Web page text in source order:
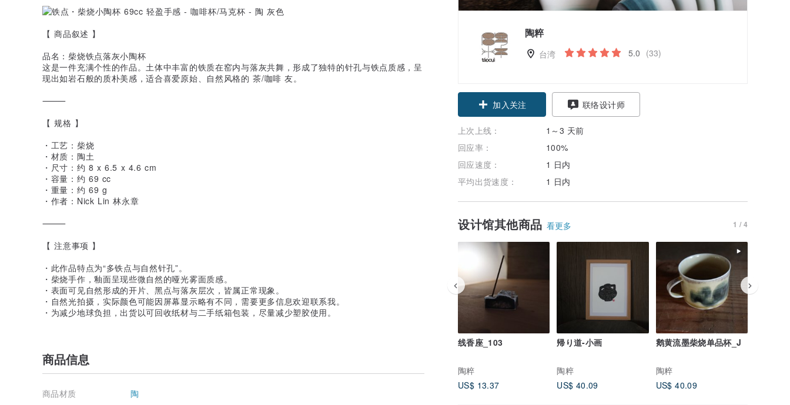
陶粹
台湾 5.0 (33)
加入关注 联络设计师
上次上线：
1～3 天前
回应率：
100%
回应速度：
1 日内
平均出货速度：
1 日内
设计馆其他商品 看更多 1 / 4
线香座_103
陶粹
US$ 13.37
帰り道-小画
陶粹
US$ 40.09
鹅黄流墨柴烧单品杯_J
陶粹
US$ 40.09
【 商品叙述 】
品名：柴烧铁点落灰小陶杯
这是一件充满个性的作品。土体中丰富的铁质在窑内与落灰共舞，形成了独特的针孔与铁点质感，呈
现出如岩石般的质朴美感，适合喜爱原始、自然风格的 茶/咖啡 友。
⸻
【 规格 】
・工艺：柴烧
・材质：陶土
・尺寸：约 8 x 6.5 x 4.6 cm
・容量：约 69 cc
・重量：约 69 g
・作者：Nick Lin 林永章
⸻
【 注意事项 】
・此作品特点为“多铁点与自然针孔”。
・柴烧手作，釉面呈现些微自然的哑光雾面质感。
・表面可见自然形成的开片、黑点与落灰层次，皆属正常现象。
・自然光拍摄，实际颜色可能因屏幕显示略有不同，需要更多信息欢迎联系我。
・为减少地球负担，出货以可回收纸材与二手纸箱包装，尽量减少塑胶使用。
商品信息
商品材质
陶